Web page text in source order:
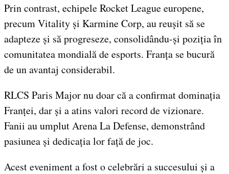
Prin contrast, echipele Rocket League europene,
precum Vitality și Karmine Corp, au reușit să se
adapteze și să progreseze, consolidându-și poziția în
comunitatea mondială de esports. Franța se bucură
de un avantaj considerabil.
RLCS Paris Major nu doar că a confirmat dominația
Franței, dar și a atins valori record de vizionare.
Fanii au umplut Arena La Defense, demonstrând
pasiunea și dedicația lor față de joc.
Acest eveniment a fost o celebrări a succesului și a